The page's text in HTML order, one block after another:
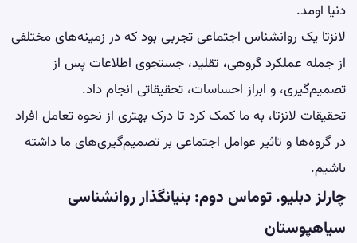
دنیا اومد.
لانزتا یک روانشناس اجتماعی تجربی بود که در زمینه‌های مختلفی
از جمله عملکرد گروهی، تقلید، جستجوی اطلاعات پس از
تصمیم‌گیری، و ابراز احساسات، تحقیقاتی انجام داد.
تحقیقات لانزتا، به ما کمک کرد تا درک بهتری از نحوه تعامل افراد
در گروه‌ها و تاثیر عوامل اجتماعی بر تصمیم‌گیری‌های ما داشته
باشیم.
چارلز دبلیو. توماس دوم: بنیانگذار روانشناسی
سیاهپوستان